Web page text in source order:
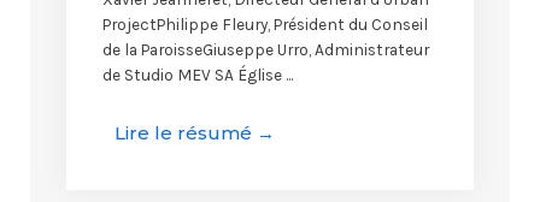
ProjectPhilippe Fleury, Président du Conseil
de la ParoisseGiuseppe Urro, Administrateur
de Studio MEV SA Église ...
Lire le résumé →